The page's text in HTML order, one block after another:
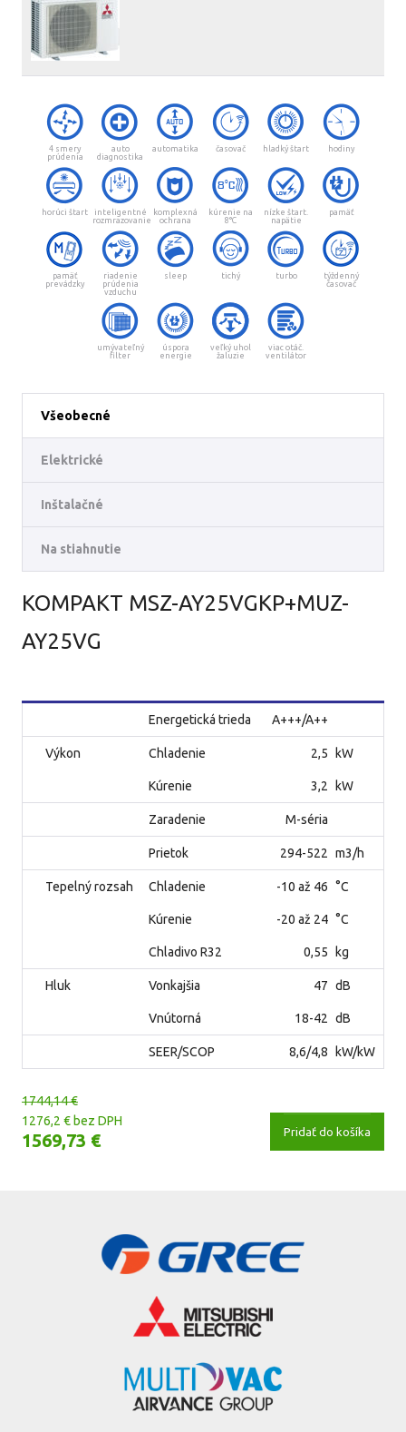
4 smery
prúdenia
auto
diagnostika
automatika časovač hladký štart hodiny
horúci štart
inteligentné
rozmrazovanie
komplexná
ochrana
kúrenie na
8°C
nízke štart.
napätie
pamäť
pamäť
prevádzky
riadenie
prúdenia
vzduchu
sleep tichý turbo
týždenný
časovač
umývateľný
filter
úspora
energie
veľký uhol
žaluzie
viac otáč.
ventilátor
Všeobecné
Elektrické
Inštalačné
Na stiahnutie
KOMPAKT MSZ-AY25VGKP+MUZ-
AY25VG
Energetická trieda A+++/A++
Výkon Chladenie 2,5 kW
Kúrenie 3,2 kW
Zaradenie M-séria
Prietok 294-522 m3/h
Tepelný rozsah Chladenie -10 až 46 °C
Kúrenie -20 až 24 °C
Chladivo R32 0,55 kg
Hluk Vonkajšia 47 dB
Vnútorná 18-42 dB
SEER/SCOP 8,6/4,8 kW/kW
1744,14 €
1276,2 € bez DPH
1569,73 € Pridať do košíka